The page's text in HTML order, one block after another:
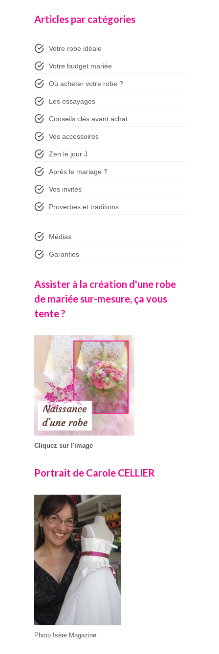
Articles par catégories
Votre robe idéale
Votre budget mariée
Où acheter votre robe ?
Les essayages
Conseils clés avant achat
Vos accessoires
Zen le jour J
Après le mariage ?
Vos invités
Proverbes et traditions
Médias
Garanties
Assister à la création d'une robe
de mariée sur-mesure, ça vous
tente ?
Cliquez sur l'image
Portrait de Carole CELLIER
Photo Isère Magazine